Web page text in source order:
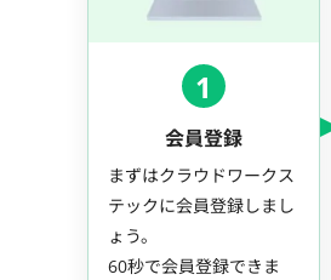
1
会員登録
まずはクラウドワークス
テックに会員登録しまし
ょう。
60秒で会員登録できま